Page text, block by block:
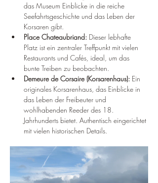
das Museum Einblicke in die reiche
Seefahrtsgeschichte und das Leben der
Korsaren gibt.
Place Chateaubriand: Dieser lebhafte
Platz ist ein zentraler Treffpunkt mit vielen
Restaurants und Cafés, ideal, um das
bunte Treiben zu beobachten.
Demeure de Corsaire (Korsarenhaus): Ein
originales Korsarenhaus, das Einblicke in
das Leben der Freibeuter und
wohlhabenden Reeder des 18.
Jahrhunderts bietet. Authentisch eingerichtet
mit vielen historischen Details.